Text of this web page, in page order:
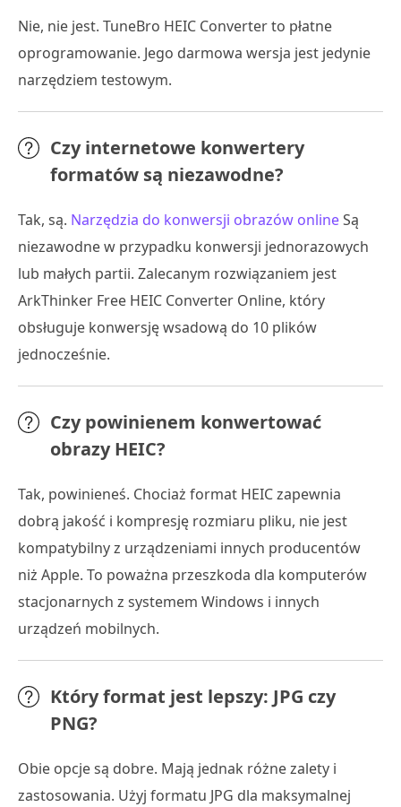
Nie, nie jest. TuneBro HEIC Converter to płatne
oprogramowanie. Jego darmowa wersja jest jedynie
narzędziem testowym.
Czy internetowe konwertery
formatów są niezawodne?
Tak, są. Narzędzia do konwersji obrazów onlineSą
niezawodne w przypadku konwersji jednorazowych
lub małych partii. Zalecanym rozwiązaniem jest
ArkThinker Free HEIC Converter Online, który
obsługuje konwersję wsadową do 10 plików
jednocześnie.
Czy powinienem konwertować
obrazy HEIC?
Tak, powinieneś. Chociaż format HEIC zapewnia
dobrą jakość i kompresję rozmiaru pliku, nie jest
kompatybilny z urządzeniami innych producentów
niż Apple. To poważna przeszkoda dla komputerów
stacjonarnych z systemem Windows i innych
urządzeń mobilnych.
Który format jest lepszy: JPG czy
PNG?
Obie opcje są dobre. Mają jednak różne zalety i
zastosowania. Użyj formatu JPG dla maksymalnej